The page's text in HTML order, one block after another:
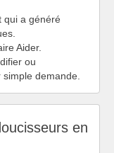
qui a généré
Aider.
ou
demande.
en